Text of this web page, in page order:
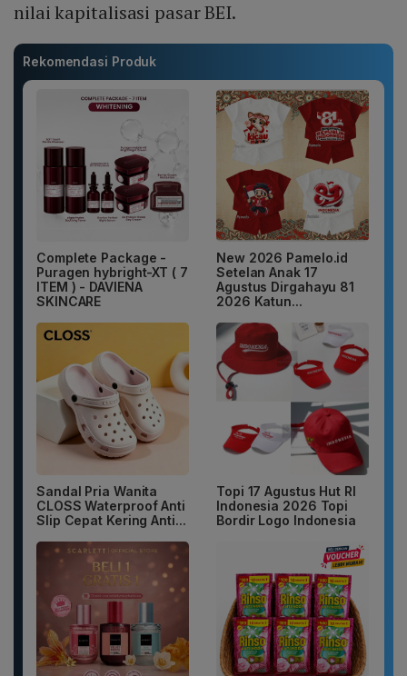
nilai kapitalisasi pasar BEI.
Rekomendasi Produk
Complete Package -
Puragen hybright-XT ( 7
ITEM ) - DAVIENA
SKINCARE
New 2026 Pamelo.id
Setelan Anak 17
Agustus Dirgahayu 81
2026 Katun...
Sandal Pria Wanita
CLOSS Waterproof Anti
Slip Cepat Kering Anti...
Topi 17 Agustus Hut RI
Indonesia 2026 Topi
Bordir Logo Indonesia